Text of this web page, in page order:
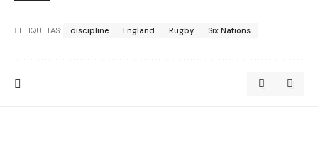
ETIQUETAS: discipline England Rugby Six Nations